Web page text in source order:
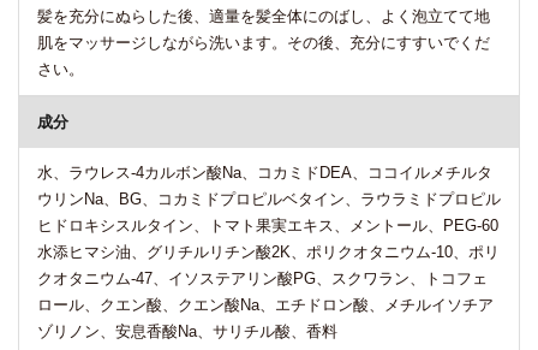
髪を充分にぬらした後、適量を髪全体にのばし、よく泡立てて地
肌をマッサージしながら洗います。その後、充分にすすいでくだ
さい。
成分
水、ラウレス-4カルボン酸Na、コカミドDEA、ココイルメチルタ
ウリンNa、BG、コカミドプロピルベタイン、ラウラミドプロピル
ヒドロキシスルタイン、トマト果実エキス、メントール、PEG-60
水添ヒマシ油、グリチルリチン酸2K、ポリクオタニウム-10、ポリ
クオタニウム-47、イソステアリン酸PG、スクワラン、トコフェ
ロール、クエン酸、クエン酸Na、エチドロン酸、メチルイソチア
ゾリノン、安息香酸Na、サリチル酸、香料